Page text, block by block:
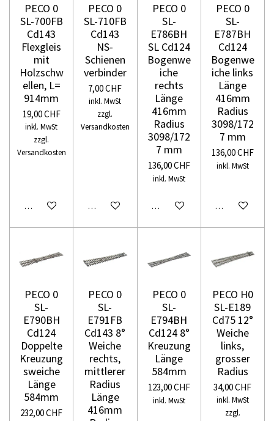
PECO 0
SL-700FB
Cd143
Flexgleis
mit
Holzschw
ellen, L=
914mm
19,00 CHF
inkl. MwSt
zzgl.
Versandkosten
In den Warenkorb
PECO 0
SL-710FB
Cd143
NS-
Schienen
verbinder
7,00 CHF
inkl. MwSt
zzgl.
Versandkosten
In den Warenkorb
PECO 0
SL-
E786BH
SL Cd124
Bogenwe
iche
rechts
Länge
416mm
Radius
3098/172
7 mm
136,00 CHF
inkl. MwSt
In den Warenkorb
PECO 0
SL-
E787BH
Cd124
Bogenwe
iche links
Länge
416mm
Radius
3098/172
7 mm
136,00 CHF
inkl. MwSt
In den
PECO 0
SL-
E790BH
Cd124
Doppelte
Kreuzung
sweiche
Länge
584mm
232,00 CHF
PECO 0
SL-
E791FB
Cd143 8°
Weiche
rechts,
mittlerer
Radius
Länge
416mm
PECO 0
SL-
E794BH
Cd124 8°
Kreuzung
Länge
584mm
123,00 CHF
inkl. MwSt
PECO H0
SL-E189
Cd75 12°
Weiche
links,
grosser
Radius
34,00 CHF
inkl. MwSt
zzgl.